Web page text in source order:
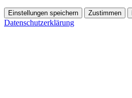
Einstellungen speichern Zustimmen
Datenschutzerklärung